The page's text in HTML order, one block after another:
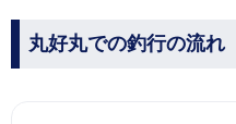
丸好丸での釣行の流れ